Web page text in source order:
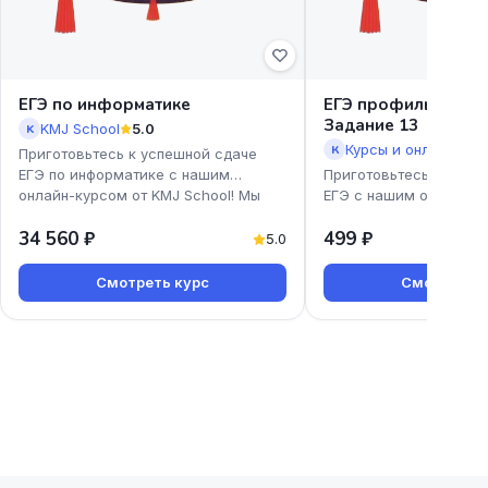
ЕГЭ по информатике
K KMJ School
5.0
Приготовьтесь к успешной сдаче
ЕГЭ по информатике с нашим
онлайн-курсом от KMJ School! Мы
34 560 ₽ 5.0
Смотреть курс
ЕГЭ профиль.
Задание 13
К
Приготовьтесь к
ЕГЭ с нашим онлайн-
Екатерины
499 ₽
Смотреть